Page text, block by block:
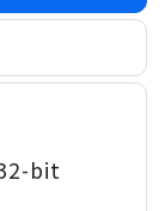
bit